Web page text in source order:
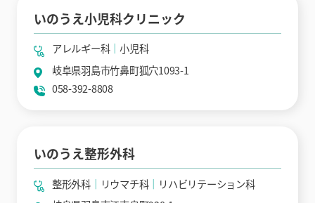
いのうえ小児科クリニック
アレルギー科
小児科
岐阜県羽島市竹鼻町狐穴1093-1
058-392-8808
いのうえ整形外科
整形外科 リウマチ科
リハビリテーション科